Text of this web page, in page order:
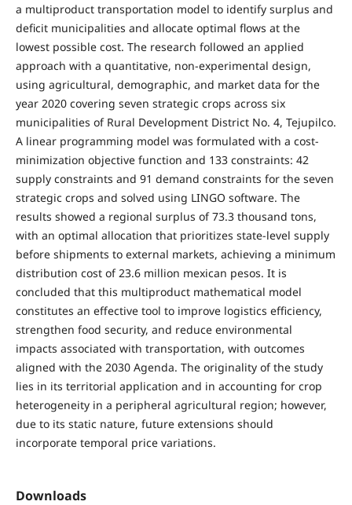
a multiproduct transportation model to identify surplus and
deficit municipalities and allocate optimal flows at the
lowest possible cost. The research followed an applied
approach with a quantitative, non-experimental design,
using agricultural, demographic, and market data for the
year 2020 covering seven strategic crops across six
municipalities of Rural Development District No. 4, Tejupilco.
A linear programming model was formulated with a cost-
minimization objective function and 133 constraints: 42
supply constraints and 91 demand constraints for the seven
strategic crops and solved using LINGO software. The
results showed a regional surplus of 73.3 thousand tons,
with an optimal allocation that prioritizes state-level supply
before shipments to external markets, achieving a minimum
distribution cost of 23.6 million mexican pesos. It is
concluded that this multiproduct mathematical model
constitutes an effective tool to improve logistics efficiency,
strengthen food security, and reduce environmental
impacts associated with transportation, with outcomes
aligned with the 2030 Agenda. The originality of the study
lies in its territorial application and in accounting for crop
heterogeneity in a peripheral agricultural region; however,
due to its static nature, future extensions should
incorporate temporal price variations.
Downloads